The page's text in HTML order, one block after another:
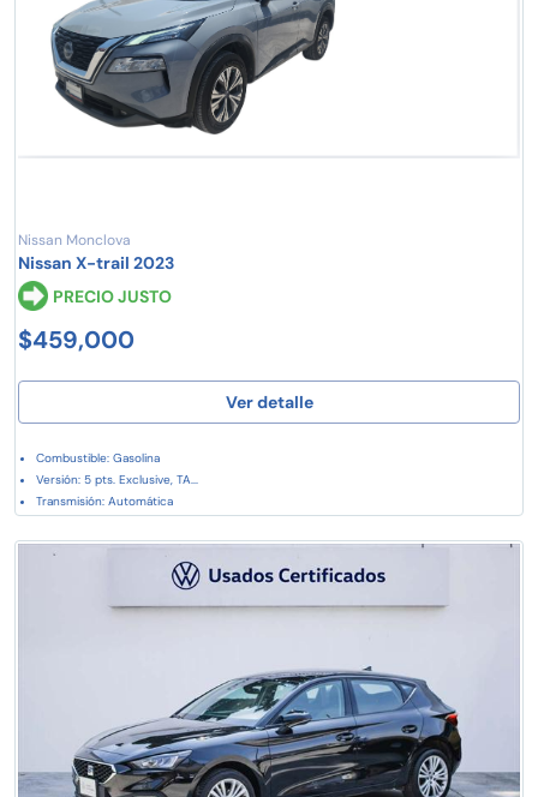
Nissan Monclova
Nissan X-trail 2023
PRECIO JUSTO
$459,000
Ver detalle
Combustible: Gasolina
Versión: 5 pts. Exclusive, TA...
Transmisión: Automática